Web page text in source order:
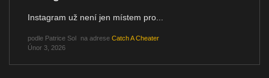
Instagram už není jen místem pro...
podle Patrice Sol na adrese Catch A Cheater
Únor 3, 2026